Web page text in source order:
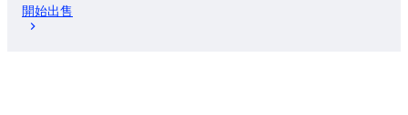
開始出售